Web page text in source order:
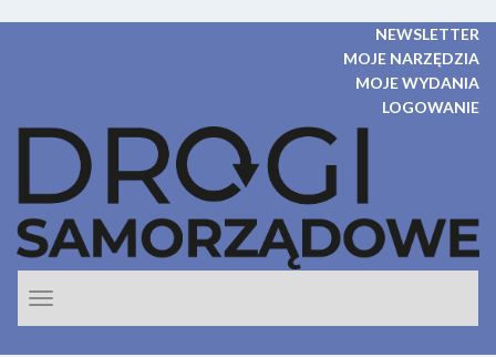
NEWSLETTER
MOJE NARZĘDZIA
MOJE WYDANIA
LOGOWANIE
nawigacje